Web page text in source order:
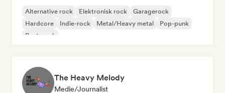
Alternative rock Elektronisk rock
Garagerock
Hardcore
Indie-rock Metal/Heavy metal
Pop-punk
Post-punk
The Heavy Melody
Medie/journalist